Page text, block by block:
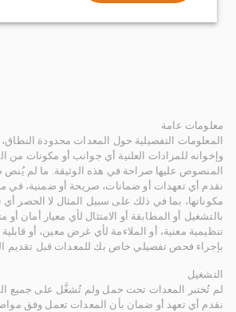
معلومات عامة
المعلومات التفصيلية حول المعدات محدودة
وإخوانه للمزادات العلنية أي جوانب أو مكونات من
المنصوص عليها صراحة في هذه الوثيقة. ما لم
نقدم أي تعهدات أو ضمانات، صريحة أو ضمنية، في
مكوناتها، بما في ذلك على سبيل المثال لا الحصر
بالتشغيل أو المطابقة أو الامتثال لأي معيار أمان
تنظيمية معنية، أو الملاءمة لأي غرض معين، أو
بإجراء فحص تفصيلي خاص بك للمعدات قبل تقديم
التشغيل
لم تُختبر المعدات تحت حمل ولم تُشغَّل على جميع
نقدم أي تعهد أو ضمان بأن المعدات تعمل وفق